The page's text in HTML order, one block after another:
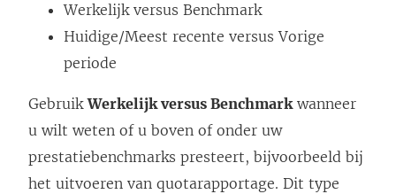
n
e
u
w
v
Werkelijk versus Benchmark
Huidige/Meest recente versus Vorige
periode
GebruikWerkelijk versus Benchmarkwanneer
u wilt weten of u boven of onder uw
prestatiebenchmarks presteert, bijvoorbeeld bij
het uitvoeren van quotarapportage. Dit type